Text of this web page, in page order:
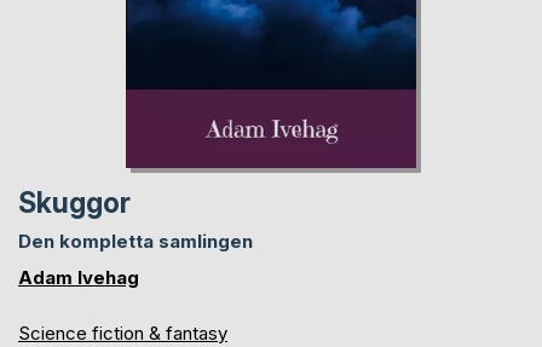
Skuggor
Den kompletta samlingen
Adam Ivehag
Science fiction & fantasy